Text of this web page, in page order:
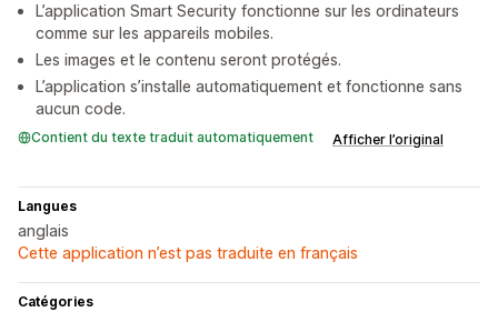
L’application Smart Security fonctionne sur les ordinateurs
comme sur les appareils mobiles.
Les images et le contenu seront protégés.
L’application s’installe automatiquement et fonctionne sans
aucun code.
Contient du texte traduit automatiquement Afficher l’original
Langues
anglais
Cette application n’est pas traduite en français
Catégories